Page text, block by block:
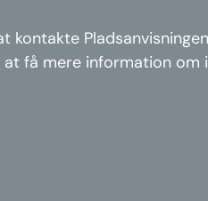
kontakte
få mere information om